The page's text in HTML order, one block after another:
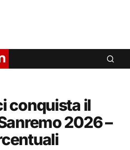
conquista il
2026 –